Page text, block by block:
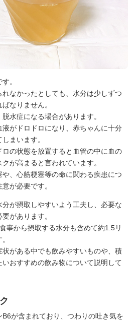
。
なかったとしても、水分は少しずつ
なりません。
水症になる場合があります。
がドロドロになり、赤ちゃんに十分
まいます。
ロの状態を放置すると血管の中に血の
が高まると言われています。
、心筋梗塞等の命に関わる疾患につ
が必要です。
が摂取しやすいよう工夫し、必要な
があります。
事から摂取する水分も含めて約1.5リ
状がある中でも飲みやすいものや、積
おすすめの飲み物について説明して
が含まれており、つわりの吐き気を